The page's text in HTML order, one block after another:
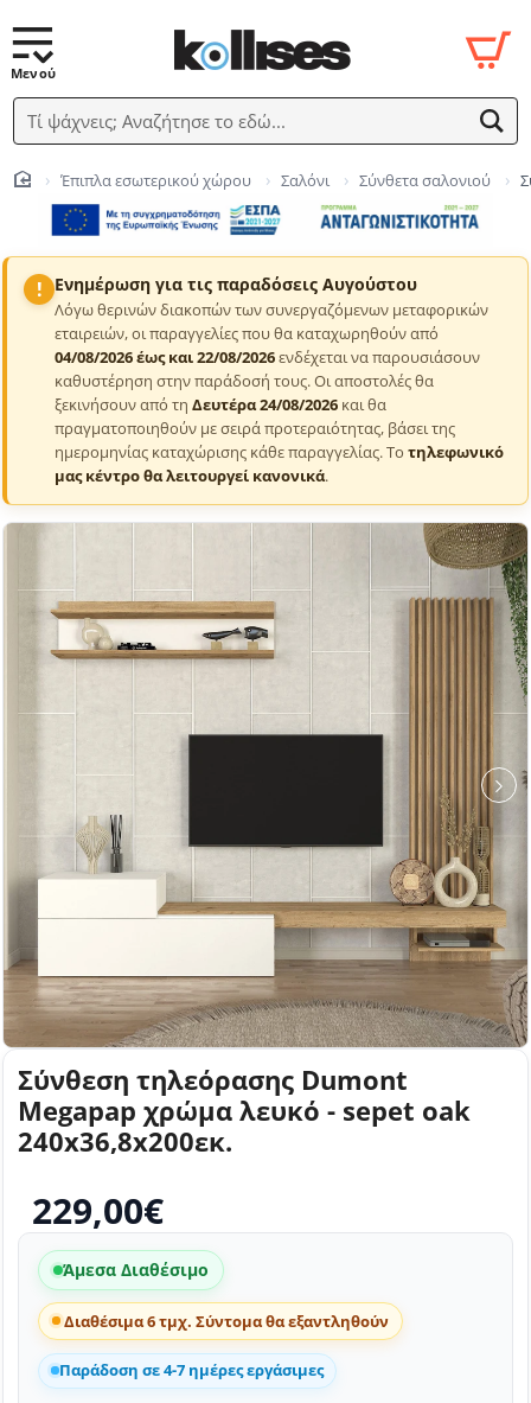
Τί ψάχνεις; Αναζήτησε το εδώ...
Έπιπλα εσωτερικού χώρου Σαλόνι Σύνθετα σαλονιού
! Ενημέρωση για τις παραδόσεις Αυγούστου
Λόγω θερινών διακοπών των συνεργαζόμενων μεταφορικών
εταιρειών, οι παραγγελίες που θα καταχωρηθούν από
04/08/2026 έως και 22/08/2026ενδέχεται να παρουσιάσουν
καθυστέρηση στην παράδοσή τους. Οι αποστολές θα
ξεκινήσουν από τη Δευτέρα 24/08/2026 και θα
πραγματοποιηθούν με σειρά προτεραιότητας, βάσει της
ημερομηνίας καταχώρισης κάθε παραγγελίας. Το τηλεφωνικό
μας κέντρο θα λειτουργεί κανονικά.
Σύνθεση τηλεόρασης Dumont
Megapap χρώμα λευκό - sepet oak
240x36,8x200εκ.
229,00€
Άμεσα Διαθέσιμο
Διαθέσιμα 6 τμχ. Σύντομα θα εξαντληθούν
Παράδοση σε 4-7 ημέρες εργάσιμες